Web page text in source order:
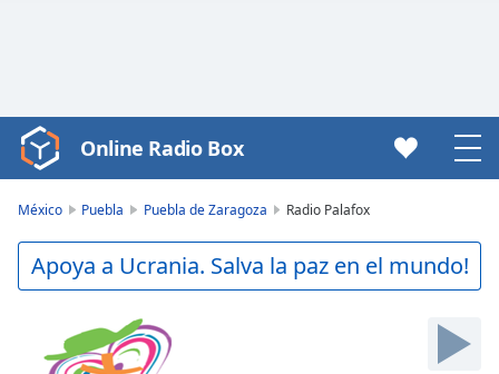
Video
Player
Play
Video
Backward
Online Radio Box
México Puebla Puebla de Zaragoza Radio Palafox
Apoya a Ucrania. Salva la paz en el mundo!